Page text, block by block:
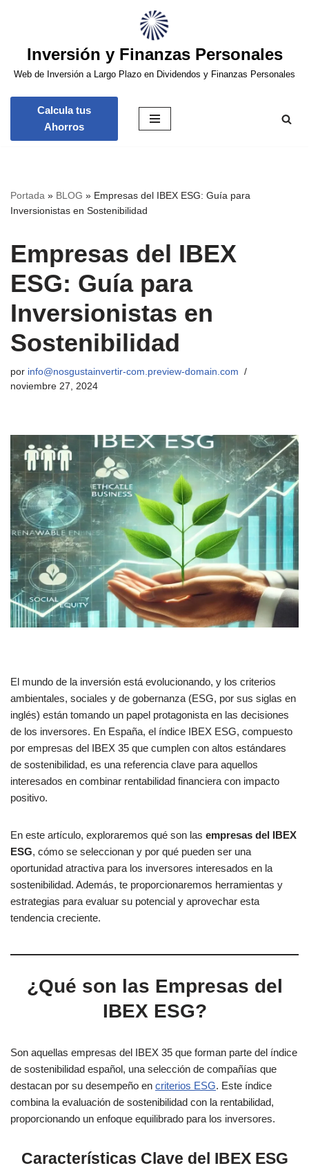
contenido
Inversión y Finanzas Personales
Web de Inversión a Largo Plazo en Dividendos y Finanzas Personales
Calcula tus
Ahorros
Portada » BLOG » Empresas del IBEX ESG: Guía para
Inversionistas en Sostenibilidad
Empresas del IBEX
ESG: Guía para
Inversionistas en
Sostenibilidad
por info@nosgustainvertir-com.preview-domain.com
noviembre 27, 2024
El mundo de la inversión está evolucionando, y los criterios
ambientales, sociales y de gobernanza (ESG, por sus siglas en
inglés) están tomando un papel protagonista en las decisiones
de los inversores. En España, el índice IBEX ESG, compuesto
por empresas del IBEX 35 que cumplen con altos estándares
de sostenibilidad, es una referencia clave para aquellos
interesados en combinar rentabilidad financiera con impacto
positivo.
En este artículo, exploraremos qué son las empresas del IBEX
ESG, cómo se seleccionan y por qué pueden ser una
oportunidad atractiva para los inversores interesados en la
sostenibilidad. Además, te proporcionaremos herramientas y
estrategias para evaluar su potencial y aprovechar esta
tendencia creciente.
¿Qué son las Empresas del
IBEX ESG?
Son aquellas empresas del IBEX 35 que forman parte del índice
de sostenibilidad español, una selección de compañías que
destacan por su desempeño en criterios ESG. Este índice
combina la evaluación de sostenibilidad con la rentabilidad,
proporcionando un enfoque equilibrado para los inversores.
Características Clave del IBEX ESG